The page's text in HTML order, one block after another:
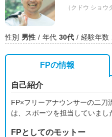
（クドウ ショウ
性別 男性 年代 30代 経験年数
FPの情報
自己紹介
FP×フリーアナウンサーの二刀
は、スポーツを担当していまし
FPとしてのモットー